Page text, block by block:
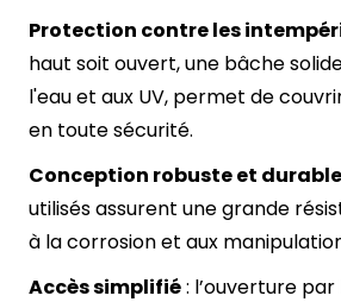
Protection contre les
haut soit ouvert, une bâche
l'eau et aux UV, permet de
en toute sécurité.
Conception robuste et durable
utilisés assurent une grande
à la corrosion et aux
Accès simplifié: l’ouverture